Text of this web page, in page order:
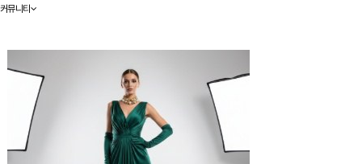
커뮤니티